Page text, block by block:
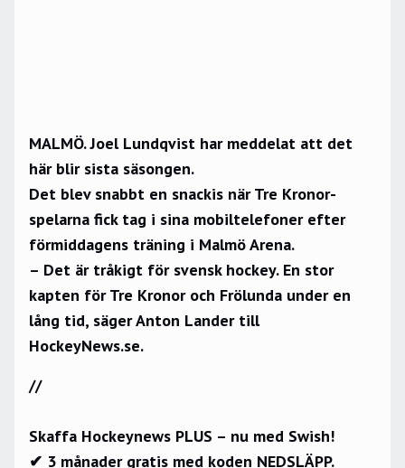
MALMÖ. Joel Lundqvist har meddelat att det
här blir sista säsongen.
Det blev snabbt en snackis när Tre Kronor-
spelarna fick tag i sina mobiltelefoner efter
förmiddagens träning i Malmö Arena.
– Det är tråkigt för svensk hockey. En stor
kapten för Tre Kronor och Frölunda under en
lång tid, säger Anton Lander till
HockeyNews.se.
//
Skaffa Hockeynews PLUS – nu med Swish!
✔ 3 månader gratis med koden NEDSLÄPP.